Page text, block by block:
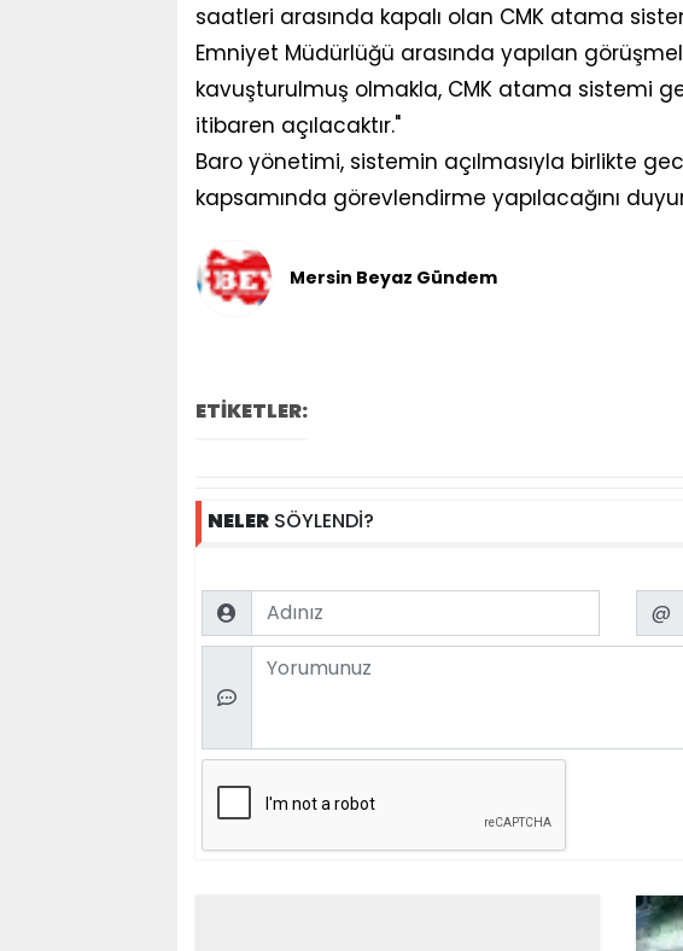
saatleri arasında kapalı olan CMK atama
Emniyet Müdürlüğü arasında yapılan
kavuşturulmuş olmakla, CMK atama sistemi
itibaren açılacaktır."
Baro yönetimi, sistemin açılmasıyla birlikte
kapsamında görevlendirme yapılacağını
Mersin Beyaz Gündem
ETİKETLER:
NELER SÖYLENDİ?
Name Email
@
Comment